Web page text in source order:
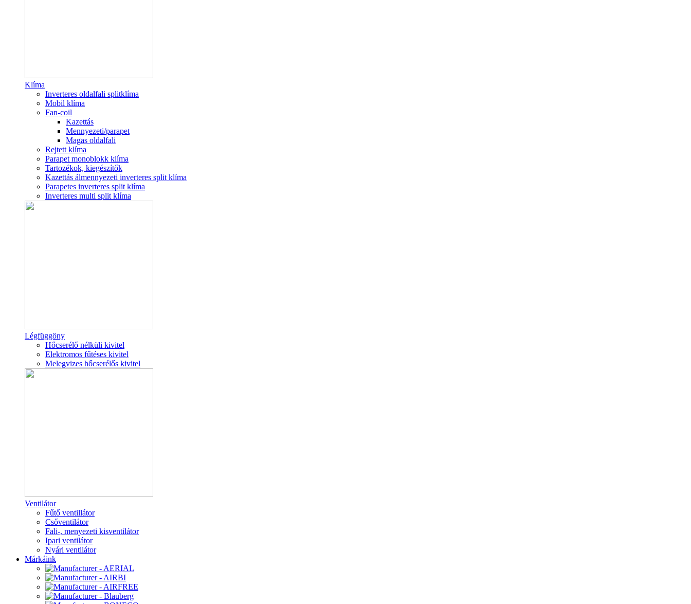
Klíma
Inverteres oldalfali splitklíma
Mobil klíma
Fan-coil
Kazettás
Mennyezeti/parapet
Magas oldalfali
Rejtett klíma
Parapet monoblokk klíma
Tartozékok, kiegészítők
Kazettás álmennyezeti inverteres split klíma
Parapetes inverteres split klíma
Inverteres multi split klíma
Légfüggöny
Hőcserélő nélküli kivitel
Elektromos fűtéses kivitel
Melegvizes hőcserélős kivitel
Ventilátor
Fűtő ventillátor
Csőventilátor
Fali-, menyezeti kisventilátor
Ipari ventilátor
Nyári ventilátor
Márkáink